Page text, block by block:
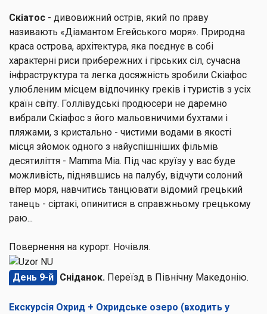
Скіатос - дивовижний острів, який по праву
називають «Діамантом Егейського моря». Природна
краса острова, архітектура, яка поєднує в собі
характерні риси прибережних і гірських сіл, сучасна
інфраструктура та легка досяжність зробили Скіафос
улюбленим місцем відпочинку греків і туристів з усіх
країн світу. Голлівудські продюсери не даремно
вибрали Скіафос з його мальовничими бухтами і
пляжами, з кристально - чистими водами в якості
місця зйомок одного з найуспішніших фільмів
десятиліття - Mamma Mia. Під час круїзу у вас буде
можливість, піднявшись на палубу, відчути солоний
вітер моря, навчитись танцювати відомий грецький
танець - сіртакі, опинитися в справжньому грецькому
раю...
Повернення на курорт. Ночівля.
День 9-й Сніданок. Переїзд в Північну Македонію.
Екскурсія Охрид + Охридське озеро (входить у